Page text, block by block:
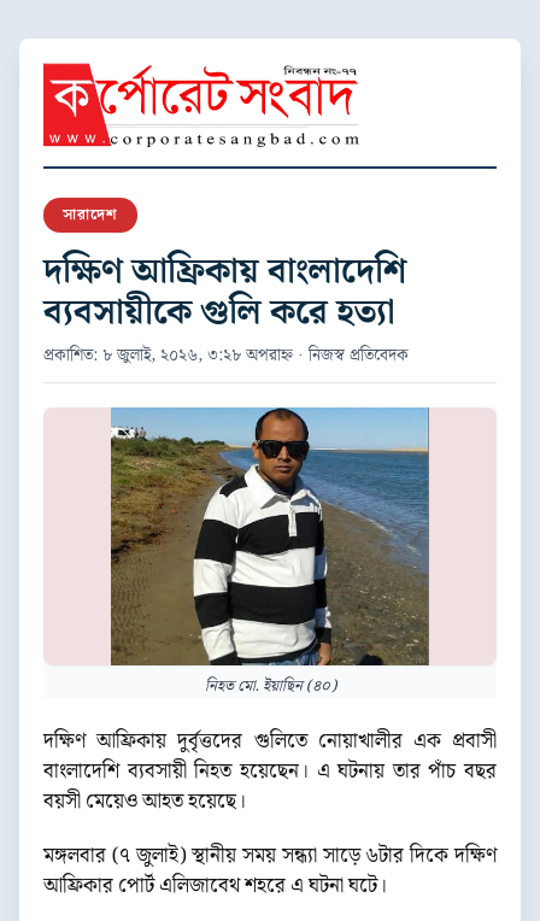
সারাদেশ
দক্ষিণ আফ্রিকায় বাংলাদেশি
ব্যবসায়ীকে গুলি করে হত্যা
প্রকাশিত: ৮ জুলাই, ২০২৬, ৩:২৮ অপরাহ্ন · নিজস্ব প্রতিবেদক
নিহত মো. ইয়াছিন (৪০)
দক্ষিণ আফ্রিকায় দুর্বৃত্তদের গুলিতে নোয়াখালীর এক প্রবাসী
বাংলাদেশি ব্যবসায়ী নিহত হয়েছেন। এ ঘটনায় তার পাঁচ বছর
বয়সী মেয়েও আহত হয়েছে।
মঙ্গলবার (৭ জুলাই) স্থানীয় সময় সন্ধ্যা সাড়ে ৬টার দিকে দক্ষিণ
আফ্রিকার পোর্ট এলিজাবেথ শহরে এ ঘটনা ঘটে।